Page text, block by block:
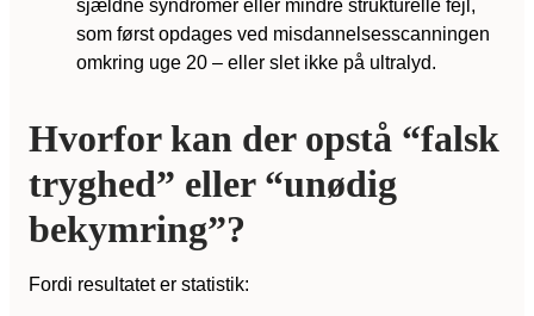
sjældne syndromer eller mindre strukturelle fejl,
som først opdages ved misdannelsesscanningen
omkring uge 20 – eller slet ikke på ultralyd.
Hvorfor kan der opstå “falsk
tryghed” eller “unødig
bekymring”?
Fordi resultatet er statistik: